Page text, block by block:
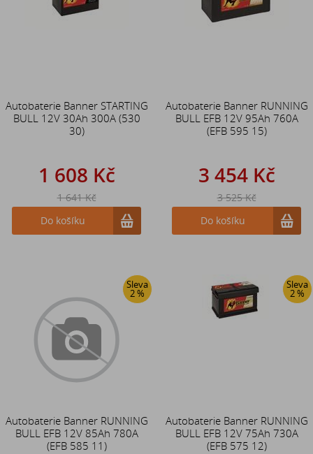
Autobaterie Banner STARTING
BULL 12V 30Ah 300A (530
30)
1 608 Kč
1 641 Kč
Do košíku
Autobaterie Banner RUNNING
BULL EFB 12V 95Ah 760A
(EFB 595 15)
3 454 Kč
3 525 Kč
Do košíku
Sleva
2 %
Autobaterie Banner RUNNING
BULL EFB 12V 85Ah 780A
(EFB 585 11)
Sleva
2 %
Autobaterie Banner RUNNING
BULL EFB 12V 75Ah 730A
(EFB 575 12)